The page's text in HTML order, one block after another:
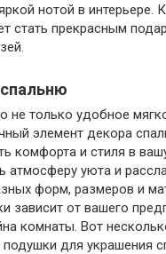
нотой в интерьере.
стать прекрасным
не только удобное
элемент декора
комфорта и стиля в
атмосферу уюта и
форм, размеров и
зависит от вашего
комнаты. Вот
подушки для украшения